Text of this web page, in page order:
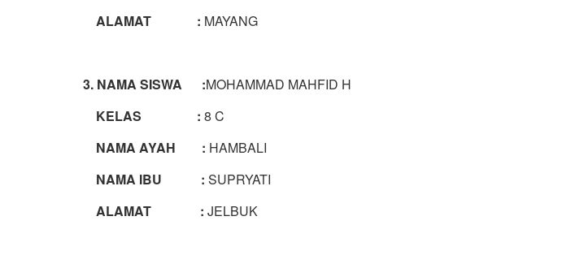
ALAMAT : MAYANG
3. NAMA SISWA :MOHAMMAD MAHFID H
KELAS : 8 C
NAMA AYAH : HAMBALI
NAMA IBU : SUPRYATI
ALAMAT : JELBUK